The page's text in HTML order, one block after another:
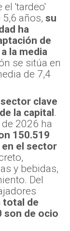
el 'tardeo'
años, su
ha
de
la media
se sitúa en
de 7,4
clave
la capital.
2026 ha
150.519
en el sector
y bebidas,
Del
total de
son de ocio